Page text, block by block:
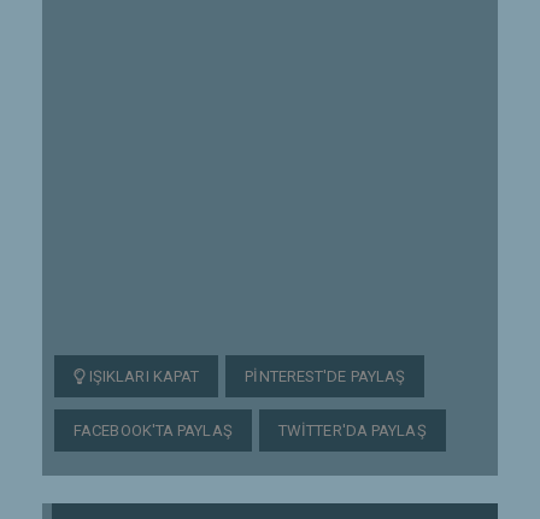
IŞIKLARI KAPAT PINTEREST'DE PAYLAŞ
FACEBOOK'TA PAYLAŞ TWITTER'DA PAYLAŞ